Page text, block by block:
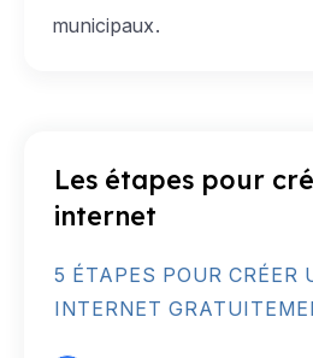
municipaux.
Les étapes pour
internet
5 ÉTAPES POUR CRÉER
INTERNET